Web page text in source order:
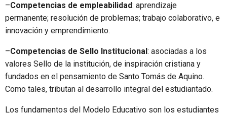
–Competencias de empleabilidad: aprendizaje
permanente; resolución de problemas; trabajo colaborativo, e
innovación y emprendimiento.
–Competencias de Sello Institucional : asociadas a los
valores Sello de la institución, de inspiración cristiana y
fundados en el pensamiento de Santo Tomás de Aquino.
Como tales, tributan al desarrollo integral del estudiantado.
Los fundamentos del Modelo Educativo son los estudiantes